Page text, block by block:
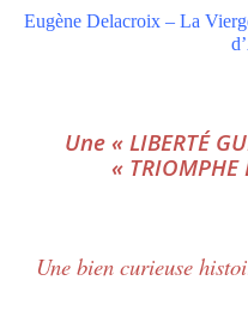
Eugène Delacroix – La
Une « LIBERTÉ
« TRIOMPHE
Une bien curieuse